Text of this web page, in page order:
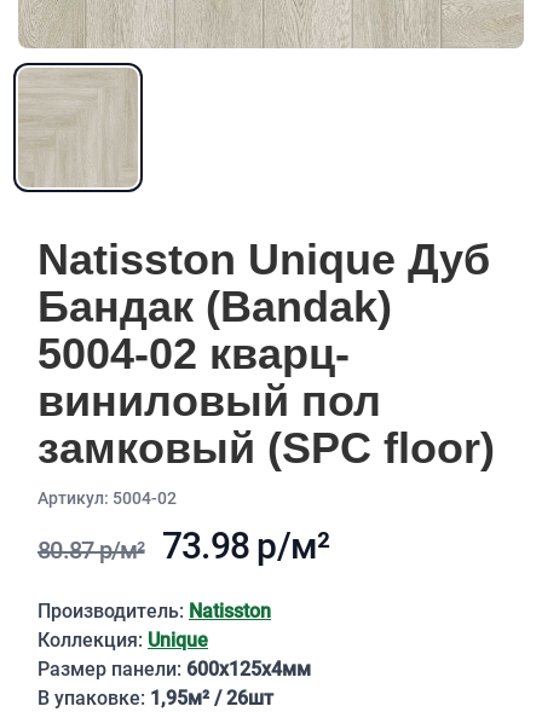
Natisston Unique Дуб
Бандак (Bandak)
5004-02 кварц-
виниловый пол
замковый (SPC floor)
Aртикул: 5004-02
80.87 р/м² 73.98 р/м²
Описание
Производитель: Natisston
Коллекция: Unique
Размер панели: 600х125х4мм
В упаковке: 1,95м² / 26шт